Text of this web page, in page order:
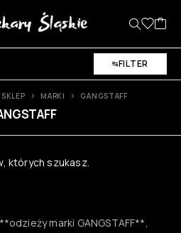
FILTER
SKLEP MARKI GANGSTAFF
których szukasz.
marki GANGSTAFF**,